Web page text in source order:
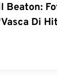
Beaton:
Di